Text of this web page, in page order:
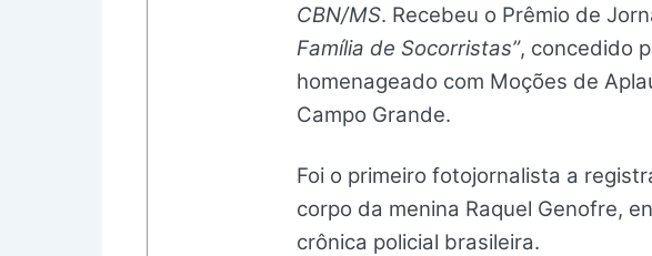
CBN/MS. Recebeu o Prêmio de
Família de Socorristas”, concedido
homenageado com Moções de
Campo Grande.
Foi o primeiro fotojornalista a
corpo da menina Raquel Genofre,
crônica policial brasileira.